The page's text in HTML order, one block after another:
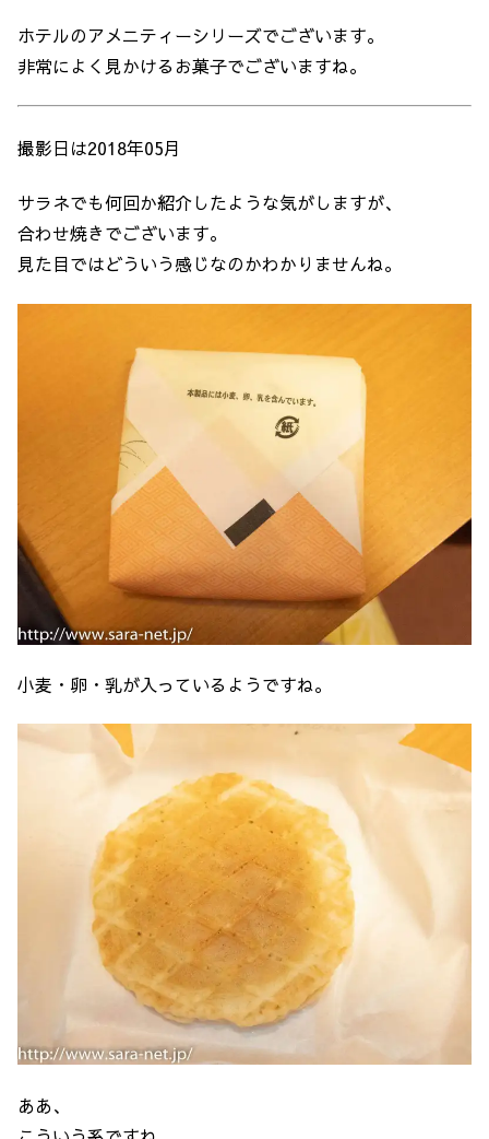
ホテルのアメニティーシリーズでございます。
非常によく見かけるお菓子でございますね。
撮影日は2018年05月
サラネでも何回か紹介したような気がしますが、
合わせ焼きでございます。
見た目ではどういう感じなのかわかりませんね。
小麦・卵・乳が入っているようですね。
ああ、